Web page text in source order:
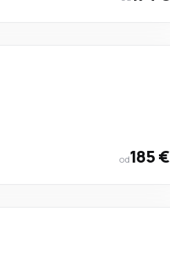
od185 €